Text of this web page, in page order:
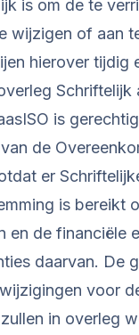
is om de te
wijzigen of aan
hierover tijdig
Schriftelijk
is
de
er
is bereikt
en de financiële
daarvan. De
voor
in overleg